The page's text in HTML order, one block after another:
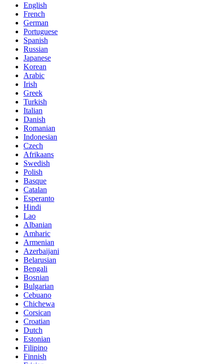
English
French
German
Portuguese
Spanish
Russian
Japanese
Korean
Arabic
Irish
Greek
Turkish
Italian
Danish
Romanian
Indonesian
Czech
Afrikaans
Swedish
Polish
Basque
Catalan
Esperanto
Hindi
Lao
Albanian
Amharic
Armenian
Azerbaijani
Belarusian
Bengali
Bosnian
Bulgarian
Cebuano
Chichewa
Corsican
Croatian
Dutch
Estonian
Filipino
Finnish